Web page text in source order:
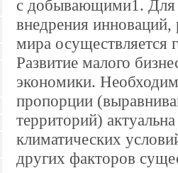
с добывающими1. Для
внедрения инноваций,
мира осуществляется
Развитие малого
экономики.
пропорции
территорий)
климатических
других факторов